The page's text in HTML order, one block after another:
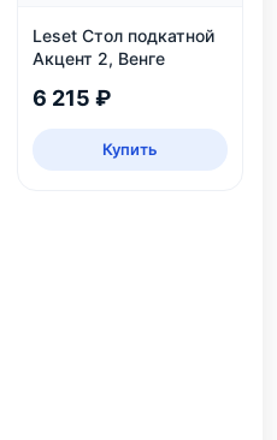
Leset Стол подкатной
Акцент 2, Венге
6 215 ₽
Купить